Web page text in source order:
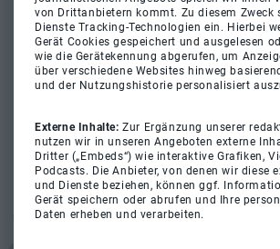
von Drittanbietern kommt. Zu diesem Zweck
Dienste Tracking-Technologien ein. Hierbei
Gerät Cookies gespeichert und ausgelesen
wie die Gerätekennung abgerufen, um
über verschiedene Websites hinweg
und der Nutzungshistorie personalisiert
Externe Inhalte:Zur Ergänzung unserer
nutzen wir in unseren Angeboten externe
Dritter („Embeds“) wie interaktive Grafiken,
Podcasts. Die Anbieter, von denen wir diese
und Dienste beziehen, können ggf.
Gerät speichern oder abrufen und Ihre
Daten erheben und verarbeiten.